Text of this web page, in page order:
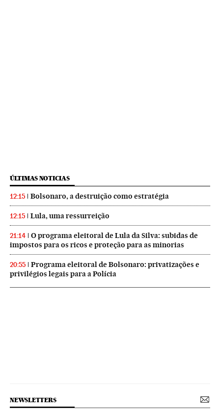
ÚLTIMAS NOTICIAS
12:15 Bolsonaro, a destruição como estratégia
12:15 Lula, uma ressurreição
21:14
O programa eleitoral de Lula da Silva: subidas de
impostos para os ricos e proteção para as minorias
20:55
Programa eleitoral de Bolsonaro: privatizações e
privilégios legais para a Polícia
NEWSLETTERS